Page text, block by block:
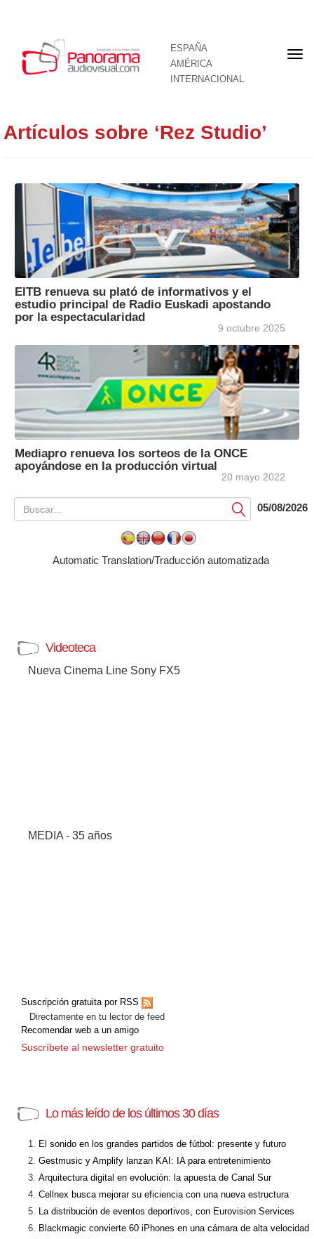
ESPAÑA
AMÉRICA
INTERNACIONAL
Artículos sobre ‘Rez Studio’
EITB renueva su plató de informativos y el
estudio principal de Radio Euskadi apostando
por la espectacularidad
9 octubre 2025
Mediapro renueva los sorteos de la ONCE
apoyándose en la producción virtual
20 mayo 2022
Submit05/08/2026
Automatic Translation/Traducción automatizada
Videoteca
Nueva Cinema Line Sony FX5
MEDIA - 35 años
Suscripción gratuita por RSS
Directamente en tu lector de feed
Recomendar web a un amigo
Suscríbete al newsletter gratuito
Lo más leído de los últimos 30 días
El sonido en los grandes partidos de fútbol: presente y futuro
Gestmusic y Amplify lanzan KAI: IA para entretenimiento
Arquitectura digital en evolución: la apuesta de Canal Sur
Cellnex busca mejorar su eficiencia con una nueva estructura
La distribución de eventos deportivos, con Eurovision Services
Blackmagic convierte 60 iPhones en una cámara de alta velocidad